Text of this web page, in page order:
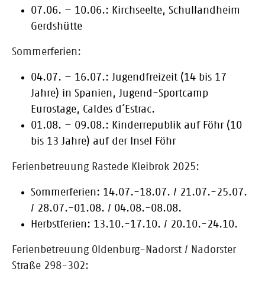
07.06. – 10.06.: Kirchseelte, Schullandheim
Gerdshütte
Sommerferien:
04.07. – 16.07.: Jugendfreizeit (14 bis 17
Jahre) in Spanien, Jugend-Sportcamp
Eurostage, Caldes d´Estrac.
01.08. – 09.08.: Kinderrepublik auf Föhr (10
bis 13 Jahre) auf der Insel Föhr
Ferienbetreuung Rastede Kleibrok 2025:
Sommerferien: 14.07.-18.07. / 21.07.-25.07.
/ 28.07.-01.08. / 04.08.-08.08.
Herbstferien: 13.10.-17.10. / 20.10.-24.10.
Ferienbetreuung Oldenburg-Nadorst / Nadorster
Straße 298-302: